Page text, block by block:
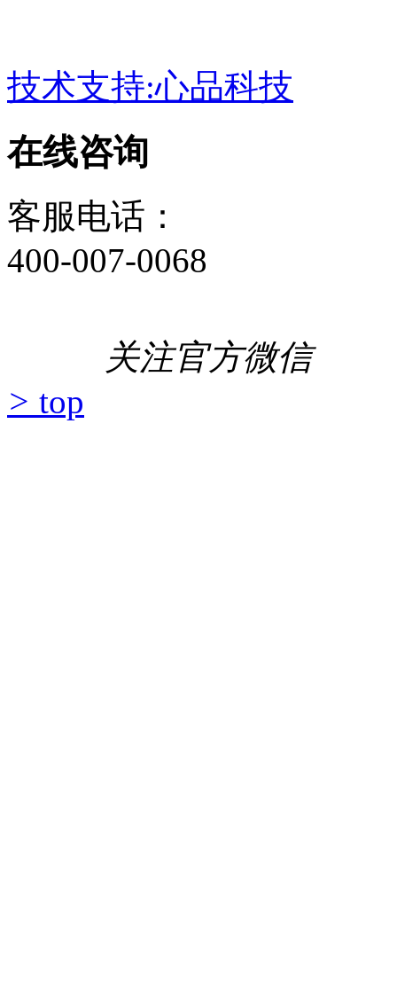
在线咨询
客服电话：
400-007-0068
>top